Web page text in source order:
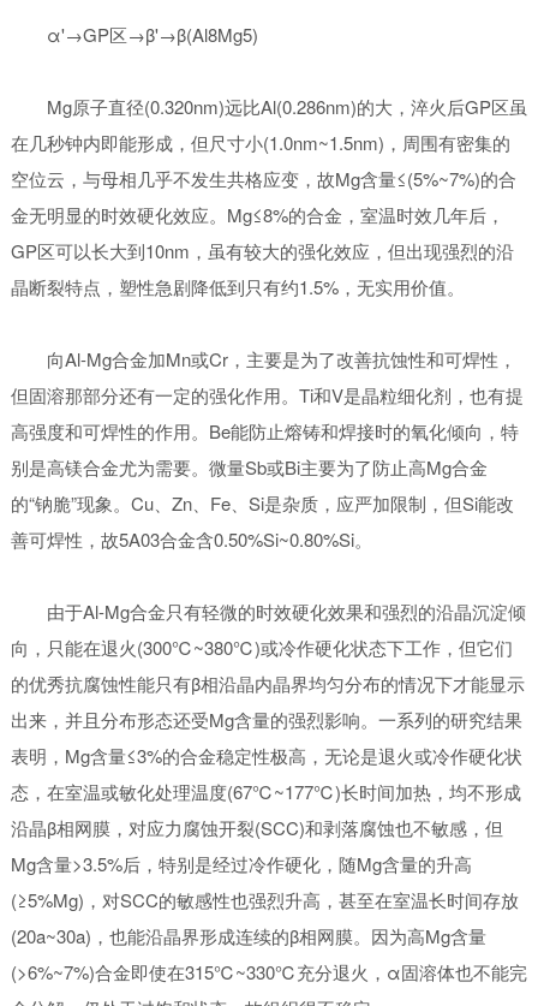
α'→GP区→β'→β(Al8Mg5)
Mg原子直径(0.320nm)远比Al(0.286nm)的大，淬火后GP区虽
在几秒钟内即能形成，但尺寸小(1.0nm~1.5nm)，周围有密集的
空位云，与母相几乎不发生共格应变，故Mg含量≤(5%~7%)的合
金无明显的时效硬化效应。Mg≤8%的合金，室温时效几年后，
GP区可以长大到10nm，虽有较大的强化效应，但出现强烈的沿
晶断裂特点，塑性急剧降低到只有约1.5%，无实用价值。
向Al-Mg合金加Mn或Cr，主要是为了改善抗蚀性和可焊性，
但固溶那部分还有一定的强化作用。Ti和V是晶粒细化剂，也有提
高强度和可焊性的作用。Be能防止熔铸和焊接时的氧化倾向，特
别是高镁合金尤为需要。微量Sb或Bi主要为了防止高Mg合金
的“钠脆”现象。Cu、Zn、Fe、Si是杂质，应严加限制，但Si能改
善可焊性，故5A03合金含0.50%Si~0.80%Si。
由于Al-Mg合金只有轻微的时效硬化效果和强烈的沿晶沉淀倾
向，只能在退火(300℃~380℃)或冷作硬化状态下工作，但它们
的优秀抗腐蚀性能只有β相沿晶内晶界均匀分布的情况下才能显示
出来，并且分布形态还受Mg含量的强烈影响。一系列的研究结果
表明，Mg含量≤3%的合金稳定性极高，无论是退火或冷作硬化状
态，在室温或敏化处理温度(67℃~177℃)长时间加热，均不形成
沿晶β相网膜，对应力腐蚀开裂(SCC)和剥落腐蚀也不敏感，但
Mg含量>3.5%后，特别是经过冷作硬化，随Mg含量的升高
(≥5%Mg)，对SCC的敏感性也强烈升高，甚至在室温长时间存放
(20a~30a)，也能沿晶界形成连续的β相网膜。因为高Mg含量
(>6%~7%)合金即使在315℃~330℃充分退火，α固溶体也不能完